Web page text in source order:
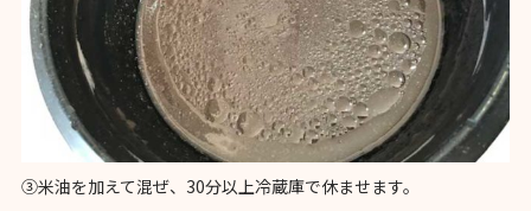
③米油を加えて混ぜ、30分以上冷蔵庫で休ませます。